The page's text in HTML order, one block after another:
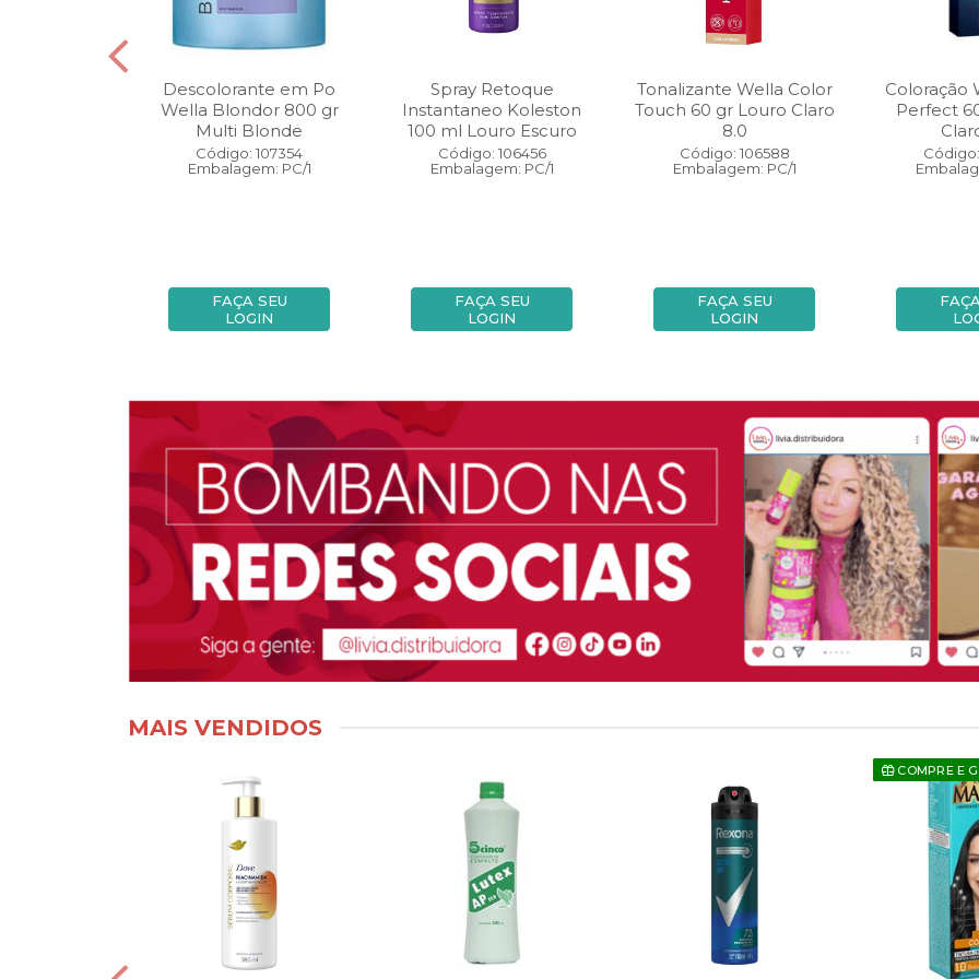
Descolorante em Po
Wella Blondor 800 gr
Multi Blonde
Código: 107354
Embalagem: PC/1
FAÇA SEU
LOGIN
Spray Retoque
Instantaneo Koleston
100 ml Louro Escuro
Código: 106456
Embalagem: PC/1
FAÇA SEU
LOGIN
Tonalizante Wella Color
Touch 60 gr Louro Claro
8.0
Código: 106588
Embalagem: PC/1
FAÇA SEU
LOGIN
Coloração
Perfect
MAIS VENDIDOS
COMPRE E